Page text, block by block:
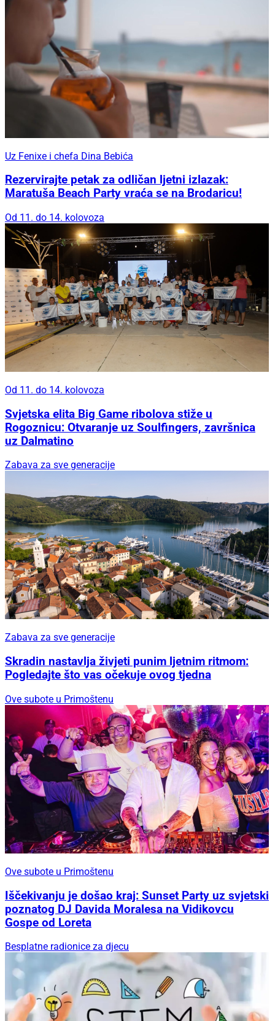
Uz Fenixe i chefa Dina Bebića
Rezervirajte petak za odličan ljetni izlazak:
Maratuša Beach Party vraća se na Brodaricu!
Od 11. do 14. kolovoza
Od 11. do 14. kolovoza
Svjetska elita Big Game ribolova stiže u
Rogoznicu: Otvaranje uz Soulfingers, završnica
uz Dalmatino
Zabava za sve generacije
Zabava za sve generacije
Skradin nastavlja živjeti punim ljetnim ritmom:
Pogledajte što vas očekuje ovog tjedna
Ove subote u Primoštenu
Ove subote u Primoštenu
Iščekivanju je došao kraj: Sunset Party uz svjetski
poznatog DJ Davida Moralesa na Vidikovcu
Gospe od Loreta
Besplatne radionice za djecu